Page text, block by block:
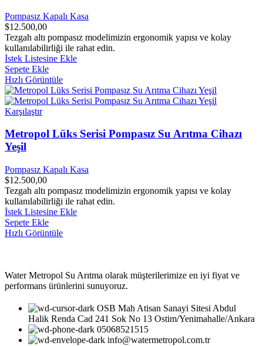
Pompasız Kapalı Kasa
$12.500,00
Tezgah altı pompasız modelimizin ergonomik yapısı ve kolay
kullanılabilirliği ile rahat edin.
İstek Listesine Ekle
Sepete Ekle
Hızlı Görüntüle
Karşılaştır
Metropol Lüks Serisi Pompasız Su Arıtma Cihazı
Yeşil
Pompasız Kapalı Kasa
$12.500,00
Tezgah altı pompasız modelimizin ergonomik yapısı ve kolay
kullanılabilirliği ile rahat edin.
İstek Listesine Ekle
Sepete Ekle
Hızlı Görüntüle
Water Metropol Su Arıtma olarak müşterilerimize en iyi fiyat ve
performans ürünlerini sunuyoruz.
OSB Mah Atisan Sanayi Sitesi Abdul
Halik Renda Cad 241 Sok No 13 Ostim/Yenimahalle/Ankara
05068521515
info@watermetropol.com.tr